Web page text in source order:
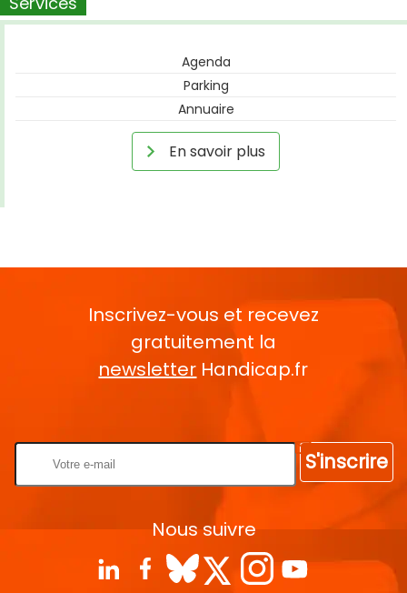
Agenda
Parking
Annuaire
En savoir plus
Inscrivez-vous et recevez
gratuitement la
newsletter Handicap.fr
S'inscrire
Nous suivre